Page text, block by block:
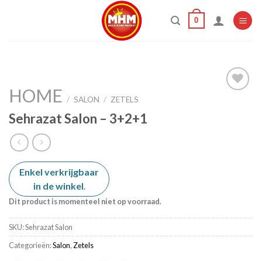
0
HOME / SALON / ZETELS
Sehrazat Salon – 3+2+1
Enkel verkrijgbaar
in de winkel
Dit product is momenteel niet op voorraad.
SKU:Sehrazat Salon
Categorieën:Salon,Zetels